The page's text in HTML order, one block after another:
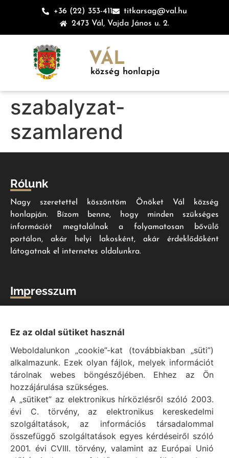
+36 (22) 353-411
titkarsag@val.hu
2473 Vál, Vajda János u. 2.
VÁL
község honlapja
szabalyzat-
szamlarend
Rólunk
Nagy szeretettel köszöntöm Önöket Vál község
honlapján. Bízom benne, hogy minden szükséges
információt megtalálnak a folyamatosan bővülő
portálon, akár helyi lakosként, akár érdeklődőként
látogatnak el internetes oldalunkra.
Impresszum
Vál Község Önkormányzat © 1996 - 2020
Adatvédelmi tájékoztató
Felelős: Bechtold Tamás polgármester
Cím: H-2473 Vál, Vajda János utca 2.
Telefon: +36 (22) 353-411
E-mail: polgarmester@val.hu
Elérhetőségek
Ez az oldal sütiket használ
Weboldalunkon „cookie”-kat (továbbiakban „süti”)
alkalmazunk. Ezek olyan fájlok, melyek információt
tárolnak webes böngészőjében. Ehhez az Ön
hozzájárulása szükséges.
A „sütiket” az elektronikus hírközlésről szóló 2003.
évi C. törvény, az elektronikus kereskedelmi
szolgáltatások, az információs társadalommal
összefüggő szolgáltatások egyes kérdéseiről szóló
2001. évi CVIII. törvény, valamint az Európai Unió